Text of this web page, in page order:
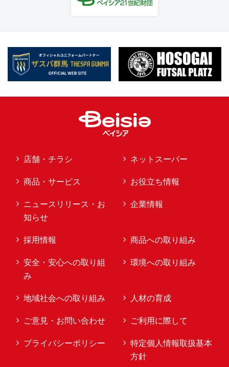
店舗・チラシ ネットスーパー
商品・サービス お役立ち情報
ニュースリリース・お
知らせ
企業情報
採用情報 商品への取り組み
安全・安心への取り組
み
環境への取り組み
地域社会への取り組み 人材の育成
ご意見・お問い合わせ ご利用に際して
プライバシーポリシー
特定個人情報取扱基本
方針